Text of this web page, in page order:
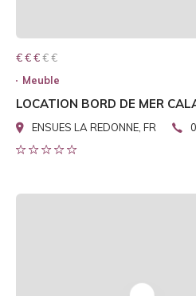
€ € € € €
€ € €
Meuble
LOCATION BORD DE MER
ENSUES LA REDONNE, FR